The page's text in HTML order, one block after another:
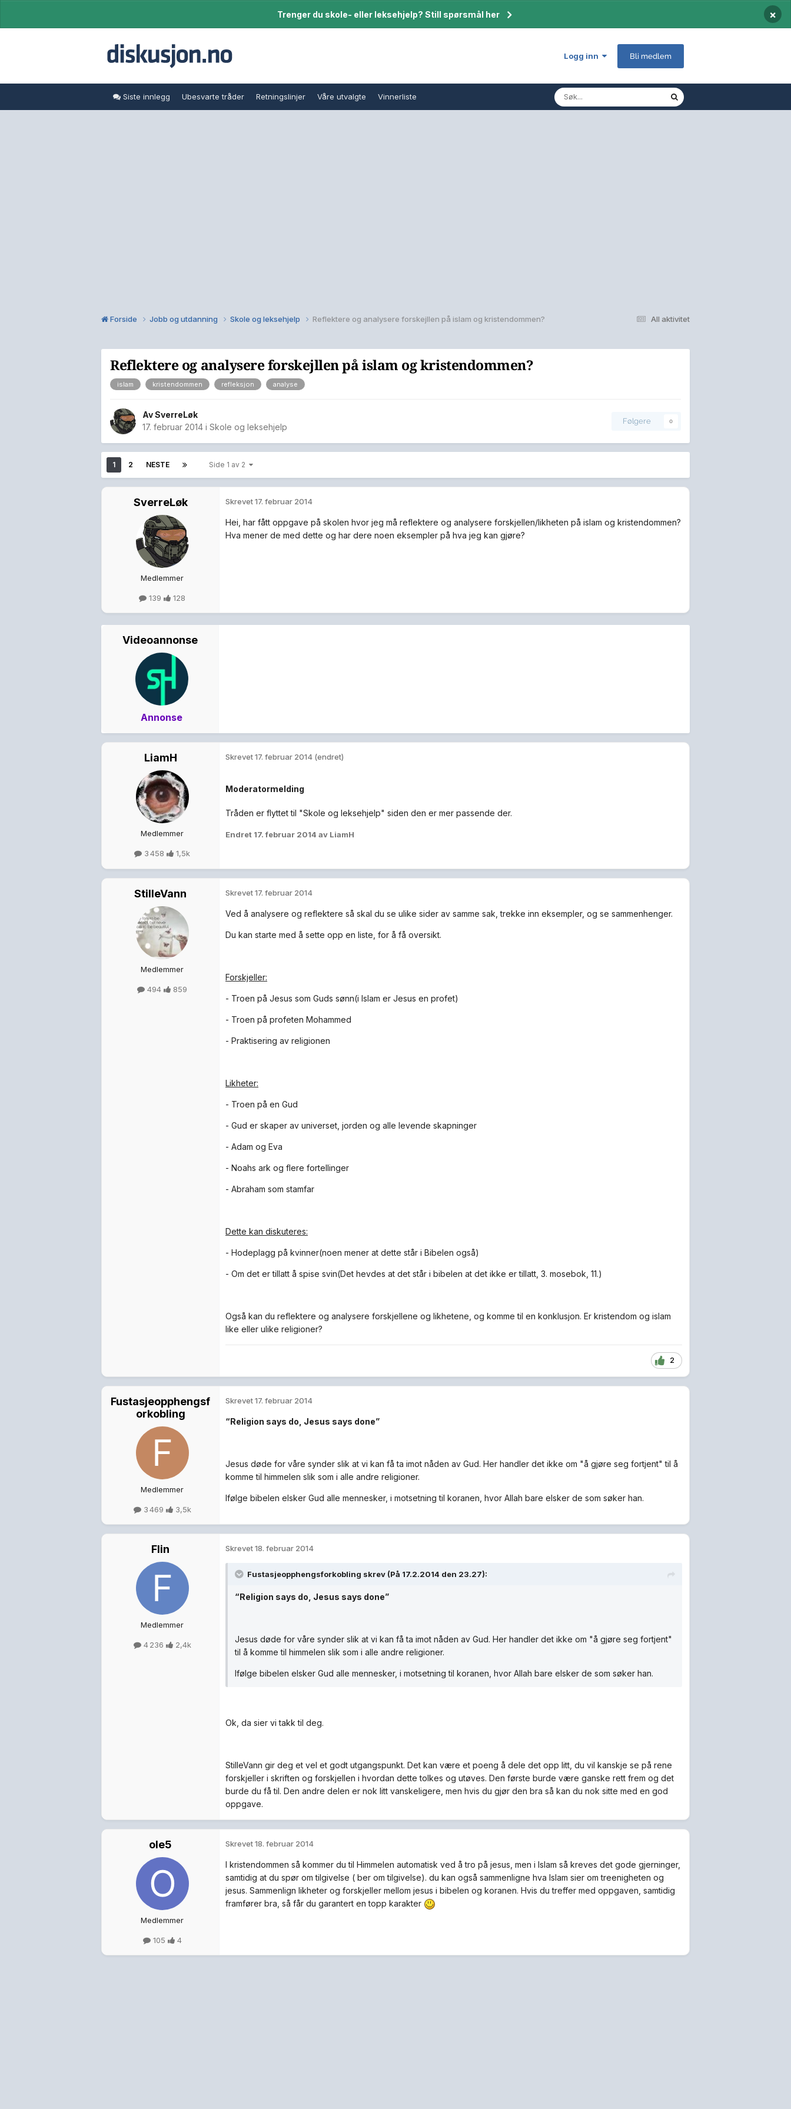
Trenger du skole- eller leksehjelp? Still spørsmål her ×
Logg inn Bli medlem
Siste innlegg Ubesvarte tråder Retningslinjer Våre utvalgte Vinnerliste
All aktivitet
Forside Jobb og utdanning Skole og leksehjelp Reflektere og analysere forskejllen på islam og kristendommen?
Reflektere og analysere forskejllen på islam og kristendommen?
islam kristendommen refleksjon analyse
AvSverreLøk
17. februar 2014 i Skole og leksehjelp
Følgere 0
1 2 NESTE Side 1 av 2
SverreLøk
Medlemmer
139 128
Skrevet17. februar 2014
Hei, har fått oppgave på skolen hvor jeg må reflektere og analysere forskjellen/likheten på islam og kristendommen?
Hva mener de med dette og har dere noen eksempler på hva jeg kan gjøre?
Videoannonse
Annonse
LiamH
Medlemmer
3 458 1,5k
Skrevet17. februar 2014 (endret)
Moderatormelding
Tråden er flyttet til "Skole og leksehjelp" siden den er mer passende der.
Endret 17. februar 2014 av LiamH
StilleVann
Medlemmer
494 859
Skrevet17. februar 2014
Ved å analysere og reflektere så skal du se ulike sider av samme sak, trekke inn eksempler, og se sammenhenger.
Du kan starte med å sette opp en liste, for å få oversikt.
Forskjeller:
- Troen på Jesus som Guds sønn(i Islam er Jesus en profet)
- Troen på profeten Mohammed
- Praktisering av religionen
Likheter:
- Troen på en Gud
- Gud er skaper av universet, jorden og alle levende skapninger
- Adam og Eva
- Noahs ark og flere fortellinger
- Abraham som stamfar
Dette kan diskuteres:
- Hodeplagg på kvinner(noen mener at dette står i Bibelen også)
- Om det er tillatt å spise svin(Det hevdes at det står i bibelen at det ikke er tillatt, 3. mosebok, 11.)
Også kan du reflektere og analysere forskjellene og likhetene, og komme til en konklusjon. Er kristendom og islam
like eller ulike religioner?
2
Fustasjeopphengsf
orkobling
Medlemmer
3 469 3,5k
Skrevet17. februar 2014
“Religion says do, Jesus says done”
Jesus døde for våre synder slik at vi kan få ta imot nåden av Gud. Her handler det ikke om "å gjøre seg fortjent" til å
komme til himmelen slik som i alle andre religioner.
Ifølge bibelen elsker Gud alle mennesker, i motsetning til koranen, hvor Allah bare elsker de som søker han.
Flin
Medlemmer
4 236 2,4k
Skrevet18. februar 2014
Fustasjeopphengsforkobling skrev (På 17.2.2014 den 23.27):
“Religion says do, Jesus says done”
Jesus døde for våre synder slik at vi kan få ta imot nåden av Gud. Her handler det ikke om "å gjøre seg fortjent"
til å komme til himmelen slik som i alle andre religioner.
Ifølge bibelen elsker Gud alle mennesker, i motsetning til koranen, hvor Allah bare elsker de som søker han.
Ok, da sier vi takk til deg.
StilleVann gir deg et vel et godt utgangspunkt. Det kan være et poeng å dele det opp litt, du vil kanskje se på rene
forskjeller i skriften og forskjellen i hvordan dette tolkes og utøves. Den første burde være ganske rett frem og det
burde du få til. Den andre delen er nok litt vanskeligere, men hvis du gjør den bra så kan du nok sitte med en god
oppgave.
ole5
Medlemmer
105 4
Skrevet18. februar 2014
I kristendommen så kommer du til Himmelen automatisk ved å tro på jesus, men i Islam så kreves det gode gjerninger,
samtidig at du spør om tilgivelse ( ber om tilgivelse). du kan også sammenligne hva Islam sier om treenigheten og
jesus. Sammenlign likheter og forskjeller mellom jesus i bibelen og koranen. Hvis du treffer med oppgaven, samtidig
framfører bra, så får du garantert en topp karakter